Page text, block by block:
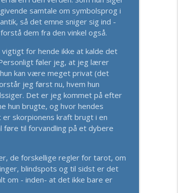
har jeg ikke haft lyst til siden" -
og Et System, Der Ikke Lytter
- Segment 2
samtale om symbolsprog i
så det emne sniger sig ind -
dem fra den vinkel også.
for hende ikke at kalde det
føler jeg, at jeg lærer
kan være meget privat (det
jeg først nu, hvem hun
Det er jeg kommet på efter
hun brugte, og hvor hendes
skorpionens kraft brugt i en
til forvandling på et dybere
de forskellige regler for tarot, om
blindspots og til sidst er det
om - inden- at det ikke bare er